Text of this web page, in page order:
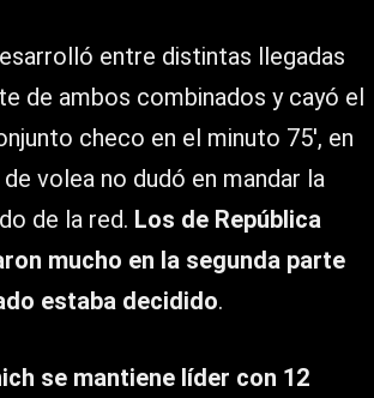
entre distintas llegadas
de ambos combinados y cayó el
checo en el minuto 75′, en
volea no dudó en mandar la
de la red. Los de República
mucho en la segunda parte
estaba decidido.
se mantiene líder con 12